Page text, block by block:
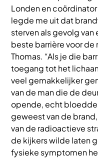
Londen en
legde me uit dat
sterven als gevolg van
beste barrière voor de
Thomas. “Als je die
toegang tot het
veel gemakkelijker
van de man die de
opende, echt
geweest van de
van de radioactieve
de kijkers wilde laten
fysieke symptomen